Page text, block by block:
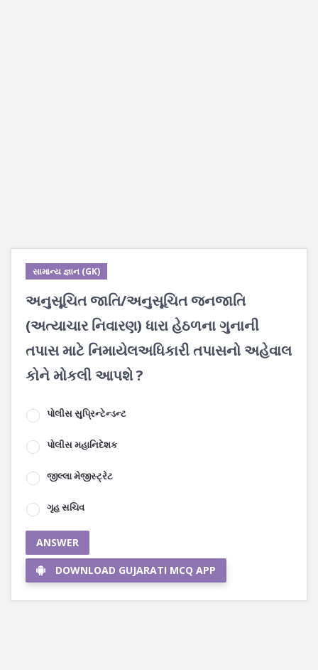
સામાન્ય જ્ઞાન (GK)
અનુસૂચિત જાતિ/અનુસૂચિત જનજાતિ
(અત્યાચાર નિવારણ) ધારા હેઠળના ગુનાની
તપાસ માટે નિમાયેલઅધિકારી તપાસનો અહેવાલ
કોને મોકલી આપશે ?
પોલીસ સુપ્રિન્ટેન્ડન્ટ
પોલીસ મહાનિદેશક
જીલ્લા મેજીસ્ટ્રેટ
ગૃહ સચિવ
ANSWER
DOWNLOAD GUJARATI MCQ APP